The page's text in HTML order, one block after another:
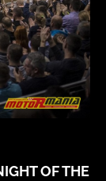
OF THE